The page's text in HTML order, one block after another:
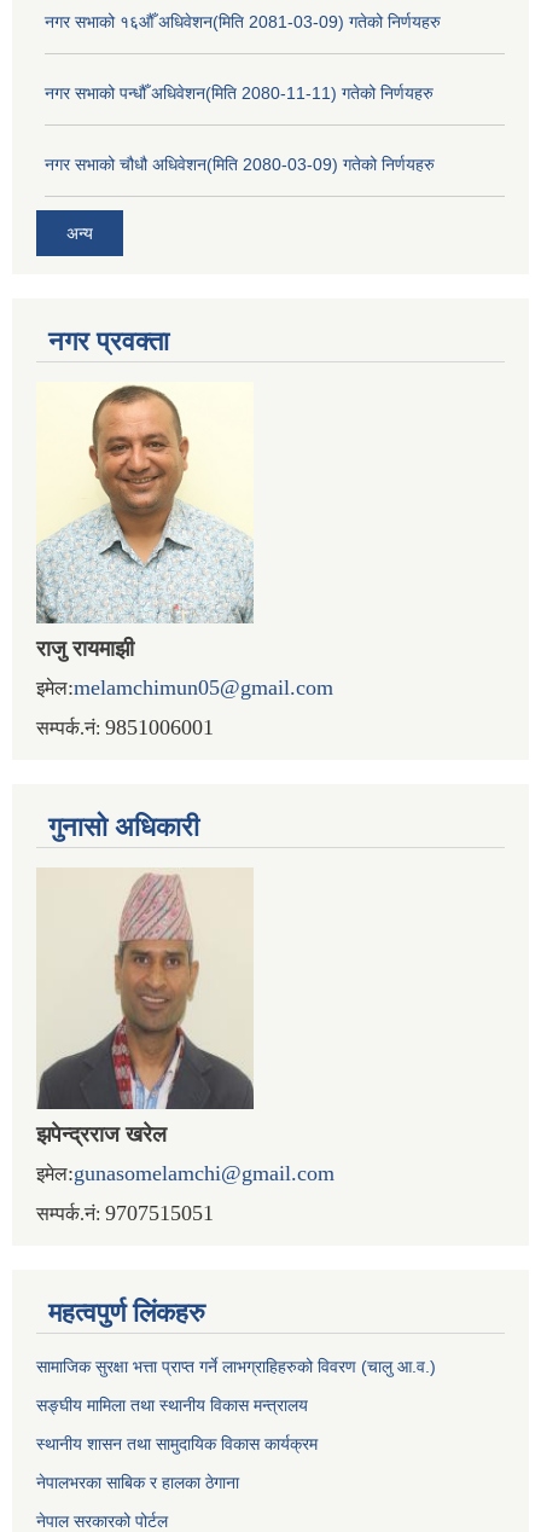
नगर सभाको १६औँ अधिवेशन(मिति 2081-03-09) गतेको निर्णयहरु
नगर सभाको पन्धौँ अधिवेशन(मिति 2080-11-11) गतेको निर्णयहरु
नगर सभाको चौधौ अधिवेशन(मिति 2080-03-09) गतेको निर्णयहरु
अन्य
नगर प्रव‌क्ता
राजु रायमाझी
इमेल:melamchimun05@gmail.com
सम्पर्क.नं: 9851006001
गुनासो अधिकारी
झपेन्द्रराज खरेल
इमेल:gunasomelamchi@gmail.com
सम्पर्क.नं: 9707515051
महत्वपुर्ण लिंकहरु
सामाजिक सुरक्षा भत्ता प्राप्त गर्ने लाभग्राहिहरुको विवरण (चालु आ.व.)
सङ्घीय मामिला तथा स्थानीय विकास मन्त्रालय
स्थानीय शासन तथा सामुदायिक विकास कार्यक्रम
नेपालभरका साबिक र हालका ठेगाना
नेपाल सरकारको पोर्टल